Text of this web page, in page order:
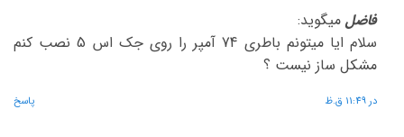
فاضل میگوید:
سلام ایا میتونم باطری 74 آمپر را روی جک اس 5 نصب کنم
مشکل ساز نیست ؟
در 11:49 ق.ظ پاسخ